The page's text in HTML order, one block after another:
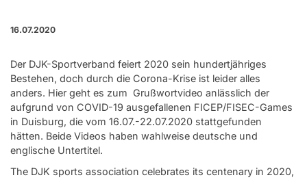
16.07.2020
Der DJK-Sportverband feiert 2020 sein hundertjähriges
Bestehen, doch durch die Corona-Krise ist leider alles
anders. Hier geht es zum Grußwortvideo anlässlich der
aufgrund von COVID-19 ausgefallenen FICEP/FISEC-Games
in Duisburg, die vom 16.07.-22.07.2020 stattgefunden
hätten. Beide Videos haben wahlweise deutsche und
englische Untertitel.
The DJK sports association celebrates its centenary in 2020,